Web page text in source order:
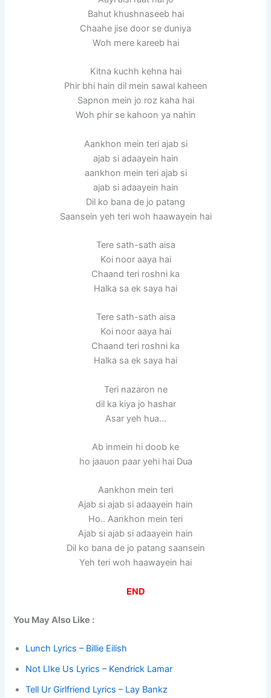
Bahut khushnaseeb hai
Chaahe jise door se duniya
Woh mere kareeb hai
Kitna kuchh kehna hai
Phir bhi hain dil mein sawal kaheen
Sapnon mein jo roz kaha hai
Woh phir se kahoon ya nahin
Aankhon mein teri ajab si
ajab si adaayein hain
aankhon mein teri ajab si
ajab si adaayein hain
Dil ko bana de jo patang
Saansein yeh teri woh haawayein hai
Tere sath-sath aisa
Koi noor aaya hai
Chaand teri roshni ka
Halka sa ek saya hai
Tere sath-sath aisa
Koi noor aaya hai
Chaand teri roshni ka
Halka sa ek saya hai
Teri nazaron ne
dil ka kiya jo hashar
Asar yeh hua…
Ab inmein hi doob ke
ho jaauon paar yehi hai Dua
Aankhon mein teri
Ajab si ajab si adaayein hain
Ho.. Aankhon mein teri
Ajab si ajab si adaayein hain
Dil ko bana de jo patang saansein
Yeh teri woh haawayein hai
END
You May Also Like :
Lunch Lyrics – Billie Eilish
Not LIke Us Lyrics – Kendrick Lamar
Tell Ur Girlfriend Lyrics – Lay Bankz